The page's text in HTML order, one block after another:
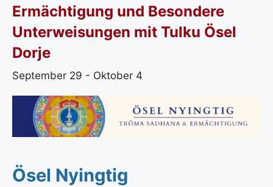
Ermächtigung und Besondere
Unterweisungen mit Tulku Ösel
Dorje
September 29 - Oktober 4
Ösel Nyingtig